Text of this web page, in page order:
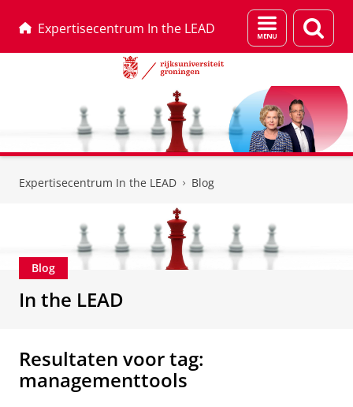
Expertisecentrum In the LEAD
Menu
en
Expertisecentrum In the LEAD Blog
Blog
In the LEAD
Resultaten voor tag:
managementtools